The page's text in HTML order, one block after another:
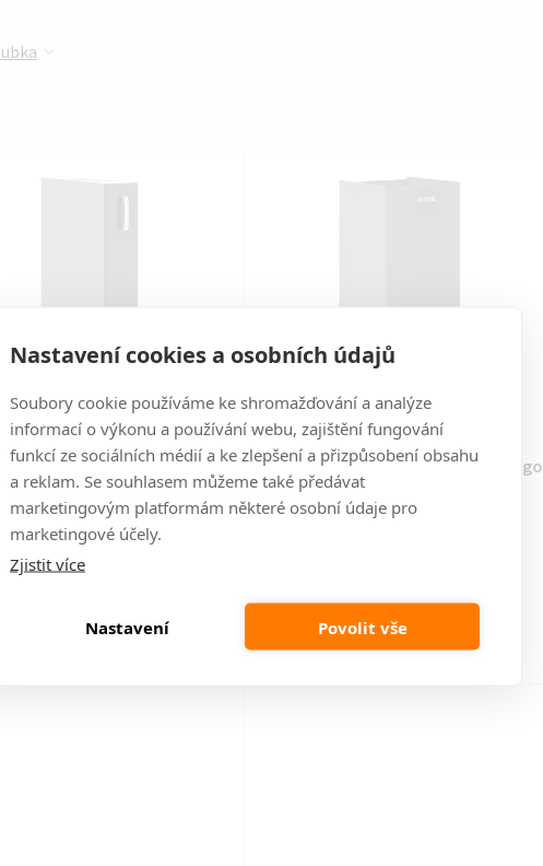
Nastavení cookies a osobních údajů
Soubory cookie používáme ke shromažďování a analýze
informací o výkonu a používání webu, zajištění fungování
funkcí ze sociálních médií a ke zlepšení a přizpůsobení obsahu
a reklam. Se souhlasem můžeme také předávat
marketingovým platformám některé osobní údaje pro
marketingové účely.
Zjistit více
Nastavení Povolit vše
p
r
o
d
u
k
t
ů
linka GREY - 15 dolní cargo
koš (15 D CARGO)
2 839 Kč
DO KOŠÍKU
2000000469454
kuchyňská linka GREY - 30 dolní cargo
koš (30 D CARGO)
DO KOŠÍKU
Kód: 2000000469461